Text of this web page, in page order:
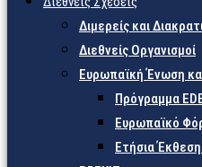
Διμερείς και
Διεθνείς Οργανισμοί
Ευρωπαϊκή Ένωση
Πρόγραμμα
Ευρωπαϊκό
Ετήσια Έκθεση